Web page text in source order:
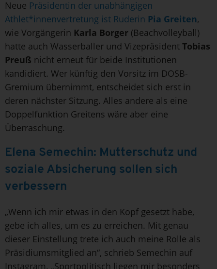
Neue Präsidentin der unabhängigen
Athlet*innenvertretung ist Ruderin Pia Greiten,
wie Vorgängerin Karla Borger (Beachvolleyball)
hatte auch Wasserballer und Vizepräsident Tobias
Preuß nicht erneut für beide Institutionen
kandidiert. Wer künftig den Vorsitz im DOSB-
Gremium übernimmt, entscheidet sich erst in
deren nächster Sitzung. Alles andere als eine
Doppelfunktion Greitens wäre aber eine
Überraschung.
Elena Semechin: Mutterschutz und
soziale Absicherung sollen sich
verbessern
„Wenn ich mir etwas in den Kopf gesetzt habe,
gebe ich alles, um es zu erreichen. Mit genau
dieser Einstellung trete ich auch meine Rolle als
Präsidiumsmitglied an“, schrieb Semechin auf
Instagram. „Sportpolitisch liegen mir besonders